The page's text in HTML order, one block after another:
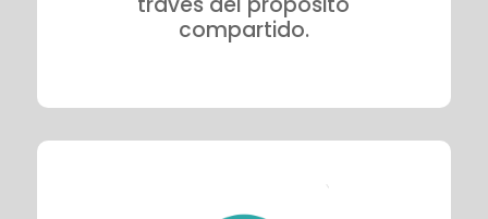
compartido.